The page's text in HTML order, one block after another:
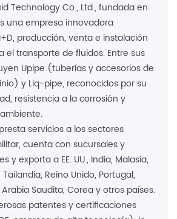
Technology Co., Ltd., fundada en
una empresa innovadora
producción, venta e instalación
el transporte de fluidos. Entre sus
Upipe (tuberías y accesorios de
y Liq-pipe, reconocidos por su
resistencia a la corrosión y
servicios a los sectores
cuenta con sucursales y
y exporta a EE. UU., India, Malasia,
Reino Unido, Portugal,
Saudita, Corea y otros países.
patentes y certificaciones